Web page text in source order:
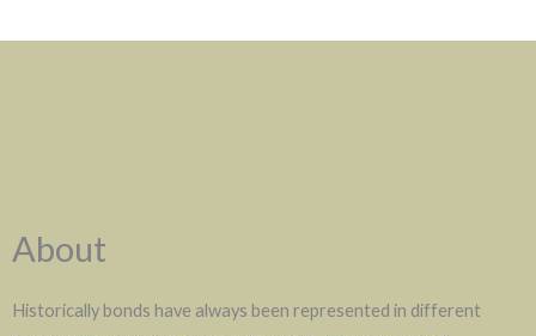
About
Historically bonds have always been represented in different